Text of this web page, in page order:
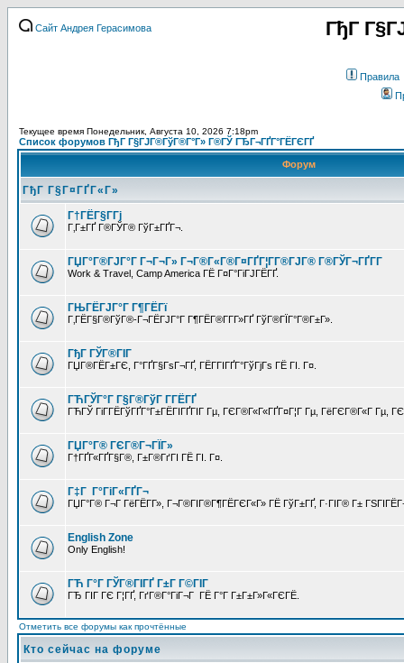
Сайт Андрея Герасимова ГђГ
Правила
Текущее время Понедельник, Августа 10, 2026 7:18pm
Список форумов ГђГ Г§ГЈГ®ГўГ®Г°Г» Г®ГЎ ГЂГ¬ГҐГ°ГЁГЄГҐ
Форум
ГђГ Г§Г¤ГҐГ«Г»
Г†ГЁГ§Г­Гј
Г‚Г±ГҐ Г®ГЎГ® ГўГ±ГҐГ¬.
ГЏГ°Г®ГЈГ°Г Г¬Г¬Г» Г¬Г®Г«Г®Г¤ГҐГ¦Г­Г®ГЈГ® Г®ГЎГ¬ГҐГ­Г
Work & Travel, Camp America ГЁ Г¤Г°ГіГЈГЁГҐ.
ГЊГЁГЈГ°Г Г¶ГЁГї
Г‚ГЁГ§Г®ГўГ®-Г¬ГЁГЈГ°Г Г¶ГЁГ®Г­Г­Г»ГҐ ГўГ®ГЇГ°Г®Г±Г».
ГђГ ГЎГ®ГІГ
ГЏГ®ГЁГ±ГЄ, Г°ГҐГ§ГѕГ¬ГҐ, ГЁГ­ГІГҐГ°ГўГјГѕ ГЁ ГІ. Г¤.
ГЋГЎГ°Г Г§Г®ГўГ Г­ГЁГҐ
ГЋГЎ ГіГ­ГЁГўГҐГ°Г±ГЁГІГҐГІГ Гµ, ГЄГ®Г«Г«ГҐГ¤Г¦Г Гµ, ГёГЄГ®Г«Г Гµ,
ГЏГ°Г® ГЄГ®Г¬ГЇГ»
Г†ГҐГ«ГҐГ§Г®, Г±Г®ГґГІ ГЁ ГІ. Г¤.
Г‡Г Г°ГіГ«ГҐГ¬
ГЏГ°Г® Г¬Г ГёГЁГ­Г», Г¬Г®ГІГ®Г¶ГЁГЄГ«Г» ГЁ ГўГ±ГҐ, Г·ГІГ® Г±
English Zone
Only English!
ГЋ Г°Г ГЎГ®ГІГҐ Г±Г Г©ГІГ
ГЂ ГІГ ГЄ Г¦ГҐ, ГґГ®Г°ГіГ¬Г ГЁ Г°Г Г±Г±Г»Г«ГЄГЁ.
Отметить все форумы как прочтённые
Кто сейчас на форуме